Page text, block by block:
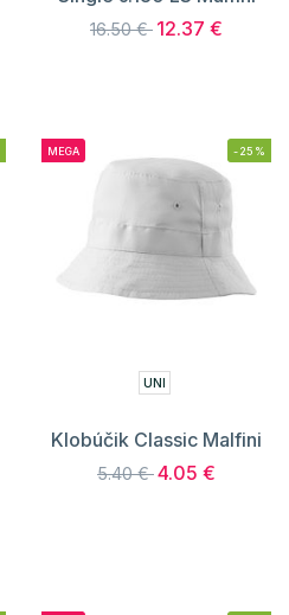
16.50 € 12.37 €
MEGA -25%
UNI
Klobúčik Classic Malfini
5.40 €4.05 €